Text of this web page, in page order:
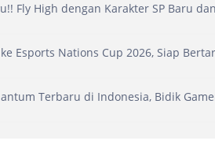
Fly High dengan Karakter SP Baru
Esports Nations Cup 2026, Siap
Terbaru di Indonesia, Bidik